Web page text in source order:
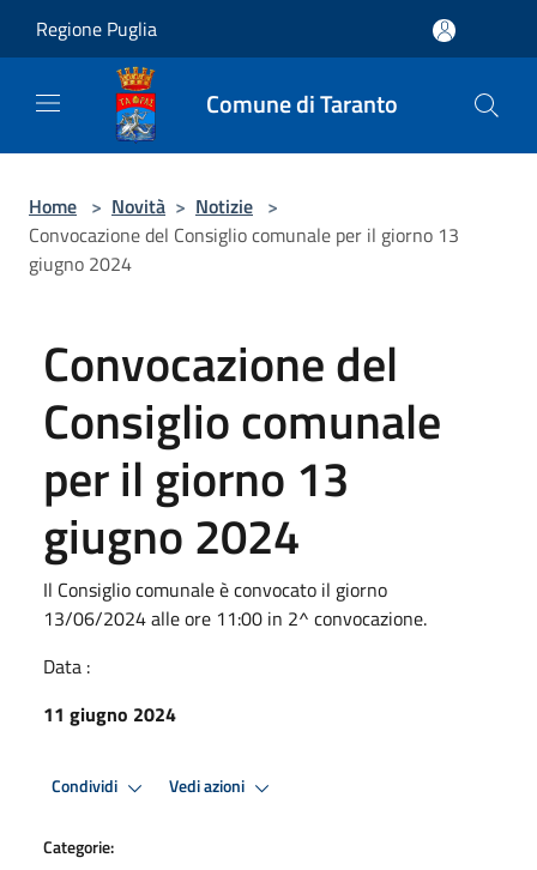
Regione Puglia
Comune di Taranto
Home > Novità > Notizie >
Convocazione del Consiglio comunale per il giorno 13
giugno 2024
Convocazione del
Consiglio comunale
per il giorno 13
giugno 2024
Il Consiglio comunale è convocato il giorno
13/06/2024 alle ore 11:00 in 2^ convocazione.
Data :
11 giugno 2024
Condividi Vedi azioni
Categorie: